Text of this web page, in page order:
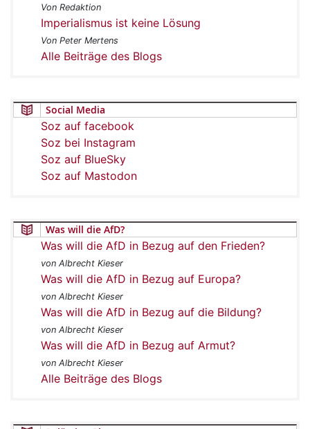
Von Redaktion
Imperialismus ist keine Lösung
Von Peter Mertens
Alle Beiträge des Blogs
Social Media
Soz auf facebook
Soz bei Instagram
Soz auf BlueSky
Soz auf Mastodon
Was will die AfD?
Was will die AfD in Bezug auf den Frieden?
von Albrecht Kieser
Was will die AfD in Bezug auf Europa?
von Albrecht Kieser
Was will die AfD in Bezug auf die Bildung?
von Albrecht Kieser
Was will die AfD in Bezug auf Armut?
von Albrecht Kieser
Alle Beiträge des Blogs